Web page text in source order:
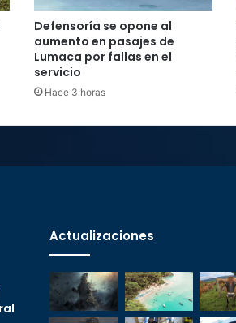
Defensoría se opone al
aumento en pasajes de
Lumaca por fallas en el
servicio
Hace 3 horas
Actualizaciones